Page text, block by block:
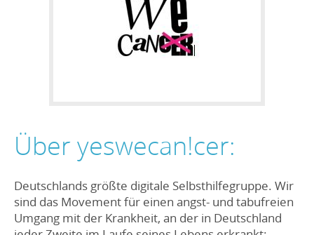
Über yeswecan!cer:
Deutschlands größte digitale Selbsthilfegruppe. Wir
sind das Movement für einen angst- und tabufreien
Umgang mit der Krankheit, an der in Deutschland